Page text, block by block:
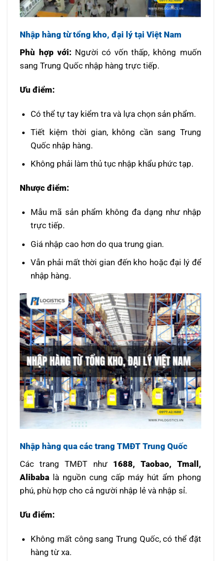
Nhập hàng từ tổng kho, đại lý tại Việt Nam
Phù hợp với: Người có vốn thấp, không muốn
sang Trung Quốc nhập hàng trực tiếp.
Ưu điểm:
Có thể tự tay kiểm tra và lựa chọn sản phẩm.
Tiết kiệm thời gian, không cần sang Trung
Quốc nhập hàng.
Không phải làm thủ tục nhập khẩu phức tạp.
Nhược điểm:
Mẫu mã sản phẩm không đa dạng như nhập
trực tiếp.
Giá nhập cao hơn do qua trung gian.
Vẫn phải mất thời gian đến kho hoặc đại lý để
nhập hàng.
Nhập hàng qua các trang TMĐT Trung Quốc
Các trang TMĐT như 1688, Taobao, Tmall,
Alibaba là nguồn cung cấp máy hút ẩm phong
phú, phù hợp cho cả người nhập lẻ và nhập sỉ.
Ưu điểm:
Không mất công sang Trung Quốc, có thể đặt
hàng từ xa.